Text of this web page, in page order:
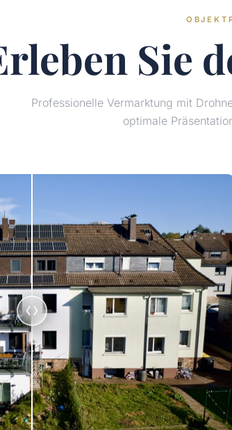
Sie
Professionelle Vermarktung mit
optimale